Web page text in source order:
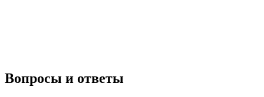
Вопросы и ответы